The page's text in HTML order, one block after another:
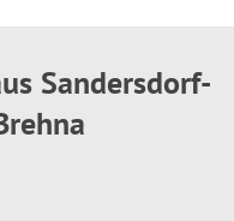
Sandersdorf-